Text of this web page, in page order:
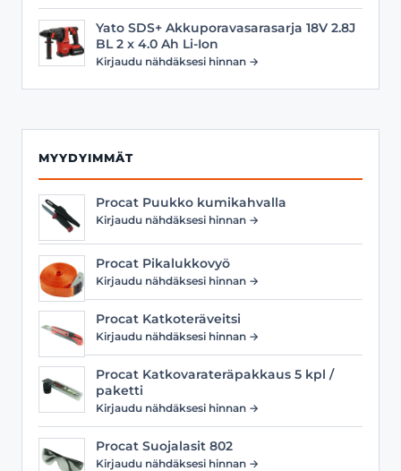
Yato SDS+ Akkuporavasarasarja 18V 2.8J
BL 2 x 4.0 Ah Li-Ion
Kirjaudu nähdäksesi hinnan →
MYYDYIMMÄT
Procat Puukko kumikahvalla
Kirjaudu nähdäksesi hinnan →
Procat Pikalukkovyö
Kirjaudu nähdäksesi hinnan →
Procat Katkoteräveitsi
Kirjaudu nähdäksesi hinnan →
Procat Katkovarateräpakkaus 5 kpl /
paketti
Kirjaudu nähdäksesi hinnan →
Procat Suojalasit 802
Kirjaudu nähdäksesi hinnan →